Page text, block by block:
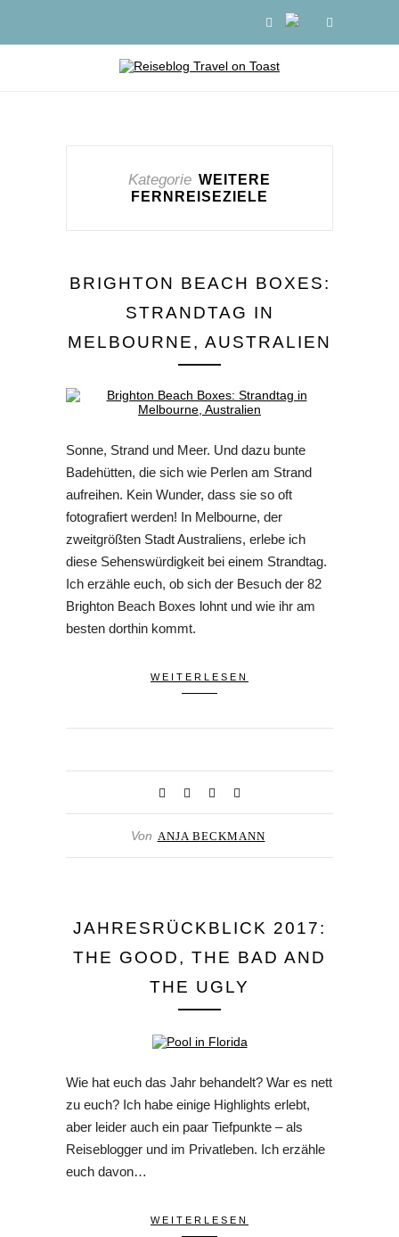
Kategorie WEITERE
FERNREISEZIELE
BRIGHTON BEACH BOXES:
STRANDTAG IN
MELBOURNE, AUSTRALIEN
Sonne, Strand und Meer. Und dazu bunte
Badehütten, die sich wie Perlen am Strand
aufreihen. Kein Wunder, dass sie so oft
fotografiert werden! In Melbourne, der
zweitgrößten Stadt Australiens, erlebe ich
diese Sehenswürdigkeit bei einem Strandtag.
Ich erzähle euch, ob sich der Besuch der 82
Brighton Beach Boxes lohnt und wie ihr am
besten dorthin kommt.
WEITERLESEN
Von ANJA BECKMANN
JAHRESRÜCKBLICK 2017:
THE GOOD, THE BAD AND
THE UGLY
Wie hat euch das Jahr behandelt? War es nett
zu euch? Ich habe einige Highlights erlebt,
aber leider auch ein paar Tiefpunkte – als
Reiseblogger und im Privatleben. Ich erzähle
euch davon…
WEITERLESEN